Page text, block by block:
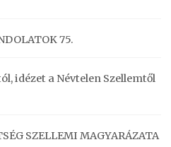
75.
idézet a Névtelen Szellemtől
SZELLEMI MAGYARÁZATA